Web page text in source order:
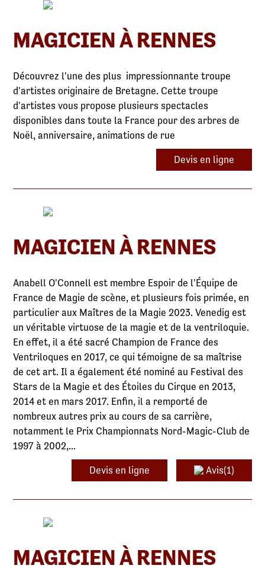
MAGICIEN À RENNES
Découvrez l'une des plus impressionnante troupe
d'artistes originaire de Bretagne. Cette troupe
d'artistes vous propose plusieurs spectacles
disponibles dans toute la France pour des arbres de
Noël, anniversaire, animations de rue
Devis en ligne
MAGICIEN À RENNES
Anabell O'Connell est membre Espoir de l'Équipe de
France de Magie de scène, et plusieurs fois primée, en
particulier aux Maîtres de la Magie 2023. Venedig est
un véritable virtuose de la magie et de la ventriloquie.
En effet, il a été sacré Champion de France des
Ventriloques en 2017, ce qui témoigne de sa maîtrise
de cet art. Il a également été nominé au Festival des
Stars de la Magie et des Étoiles du Cirque en 2013,
2014 et en mars 2017. Enfin, il a remporté de
nombreux autres prix au cours de sa carrière,
notamment le Prix Championnats Nord-Magic-Club de
1997 à 2002,...
Devis en ligne Avis(1)
MAGICIEN À RENNES